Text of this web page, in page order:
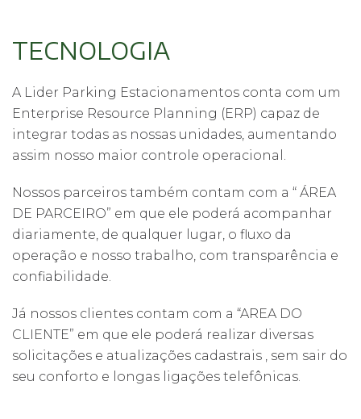
TECNOLOGIA
A Lider Parking Estacionamentos conta com um
Enterprise Resource Planning (ERP) capaz de
integrar todas as nossas unidades, aumentando
assim nosso maior controle operacional.
Nossos parceiros também contam com a “ ÁREA
DE PARCEIRO” em que ele poderá acompanhar
diariamente, de qualquer lugar, o fluxo da
operação e nosso trabalho, com transparência e
confiabilidade.
Já nossos clientes contam com a “AREA DO
CLIENTE” em que ele poderá realizar diversas
solicitações e atualizações cadastrais , sem sair do
seu conforto e longas ligações telefônicas.